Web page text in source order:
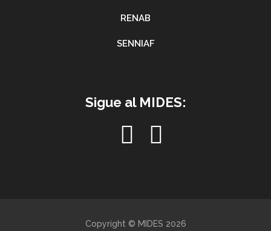
RENAB
SENNIAF
Sigue al MIDES:
Copyright © MIDES 2026